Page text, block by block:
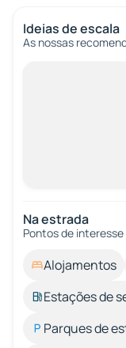
Ideias de escala
As nossas
Na estrada
Pontos de
Alojamentos
Estações de
Parques de